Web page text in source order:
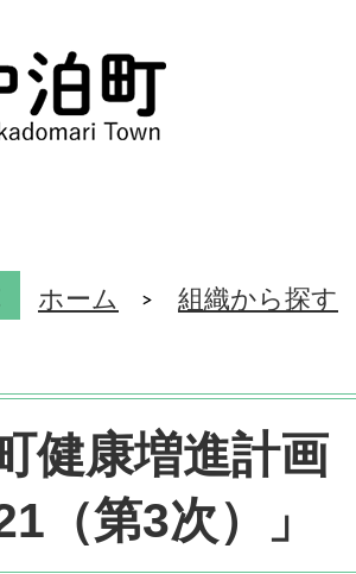
ホーム 組織から探す
健康増進計画
（第3次）」